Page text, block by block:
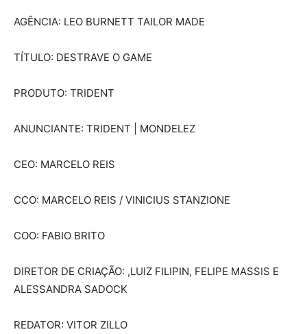
AGÊNCIA: LEO BURNETT TAILOR MADE
TÍTULO: DESTRAVE O GAME
PRODUTO: TRIDENT
ANUNCIANTE: TRIDENT | MONDELEZ
CEO: MARCELO REIS
CCO: MARCELO REIS / VINICIUS STANZIONE
COO: FABIO BRITO
DIRETOR DE CRIAÇÃO: ,LUIZ FILIPIN, FELIPE MASSIS E
ALESSANDRA SADOCK
REDATOR: VITOR ZILLO